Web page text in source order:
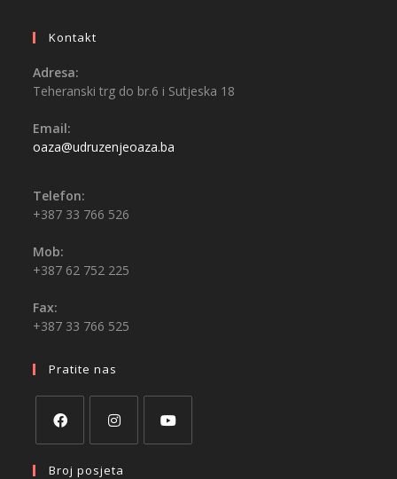
Kontakt
Adresa:
Teheranski trg do br.6 i Sutjeska 18
Email:
oaza@udruzenjeoaza.ba
Telefon:
+387 33 766 526
Mob:
+387 62 752 225
Fax:
+387 33 766 525
Pratite nas
Broj posjeta